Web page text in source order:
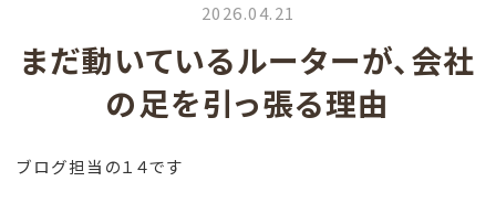
2026.04.21
まだ動いているルーターが、会社
の足を引っ張る理由
ブログ担当の１４です